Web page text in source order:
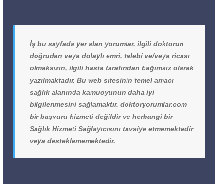
İş bu sayfada yer alan yorumlar, ilgili doktorun
doğrudan veya dolaylı emri, talebi ve/veya ricası
olmaksızın, ilgili hasta tarafından bağımsız olarak
yazılmaktadır. Bu web sitesinin temel amacı
sağlık alanında kamuoyunun daha iyi
bilgilenmesini sağlamaktır. doktoryorumlar.com
bir başvuru hizmeti değildir ve herhangi bir
Sağlık Hizmeti Sağlayıcısını tavsiye etmemektedir
veya desteklememektedir.